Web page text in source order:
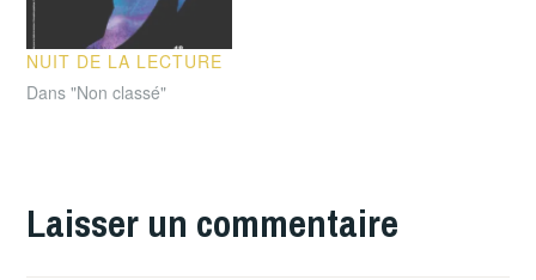
NUIT DE LA LECTURE
Dans "Non classé"
Laisser un commentaire